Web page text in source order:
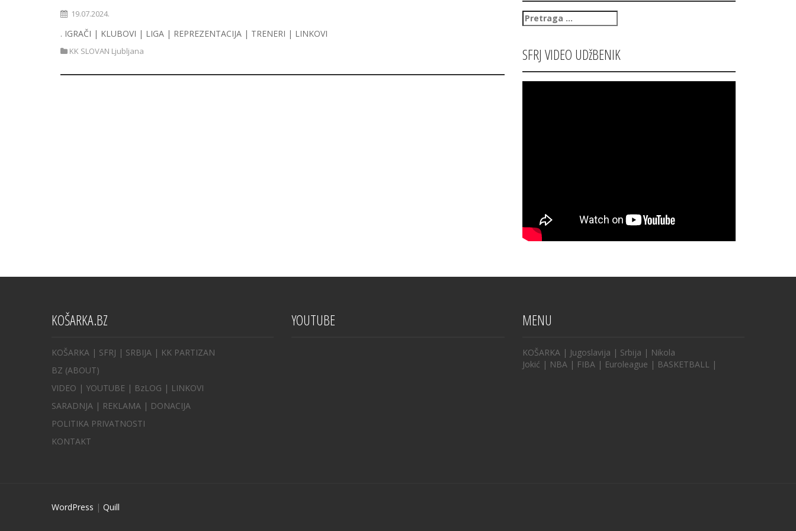
19.07.2024.
. IGRAČI | KLUBOVI | LIGA | REPREZENTACIJA | TRENERI | LINKOVI
KK SLOVAN Ljubljana
Pretraga
za:
SFRJ VIDEO UDžBENIK
KOŠARKA.BZ
KOŠARKA | SFRJ | SRBIJA | KK PARTIZAN
BZ (ABOUT)
VIDEO | YOUTUBE | BzLOG | LINKOVI
SARADNJA | REKLAMA | DONACIJA
POLITIKA PRIVATNOSTI
KONTAKT
YOUTUBE MENU
KOŠARKA | Jugoslavija | Srbija | Nikola
Jokić | NBA | FIBA | Euroleague | BASKETBALL |
WordPress | Quill